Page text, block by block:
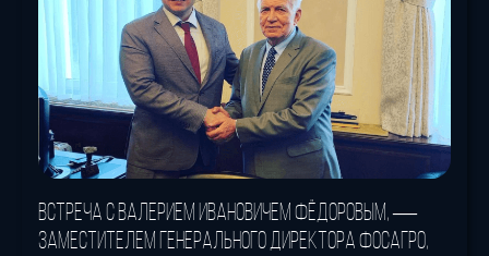
Встреча с Валерием Ивановичем Фёдоровым, —
заместителем генерального директора Фосагро,